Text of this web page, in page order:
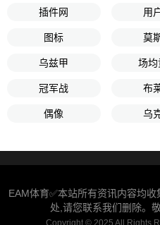
插件网 用
图标 莫
乌兹甲 场均
冠军战 布
偶像 乌
EAM体育✅本站所有资讯内容均
处,请您联系我们删除。
Copyright © 2025 All Rights